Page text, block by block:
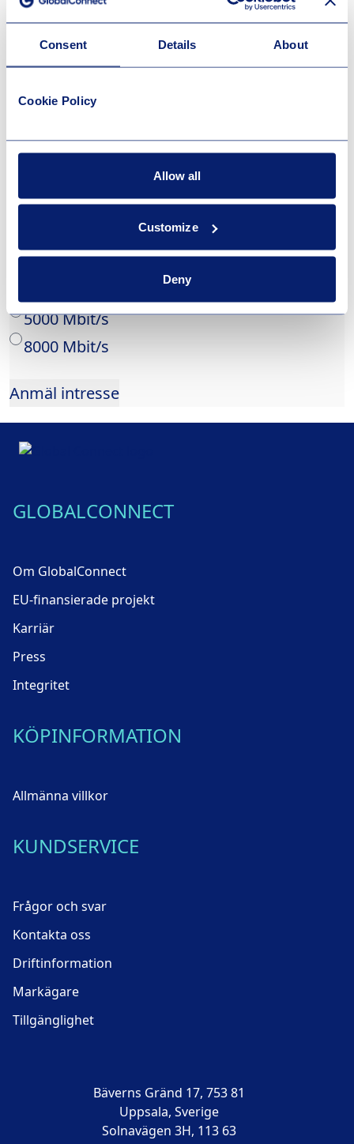
Consent Details About
Cookie Policy
Allow all
Customize
Deny
Din mejladress*
Telefonnummer
Önskad hastighet*
1000 Mbit/s
5000 Mbit/s
8000 Mbit/s
Bäverns Gränd 17, 753 81
Uppsala, Sverige
Solnavägen 3H, 113 63
GLOBALCONNECT
Om GlobalConnect
EU-finansierade projekt
Karriär
Press
Integritet
KÖPINFORMATION
Allmänna villkor
KUNDSERVICE
Frågor och svar
Kontakta oss
Driftinformation
Markägare
Tillgänglighet